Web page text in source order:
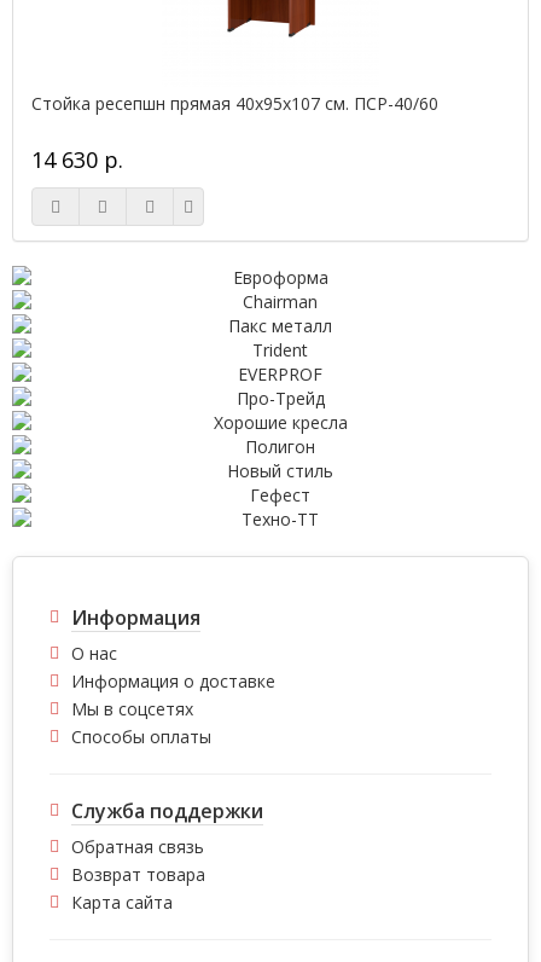
Стойка ресепшн прямая 40х95х107 см. ПСР-40/60
14 630 р.
Информация
О нас
Информация о доставке
Мы в соцсетях
Способы оплаты
Служба поддержки
Обратная связь
Возврат товара
Карта сайта